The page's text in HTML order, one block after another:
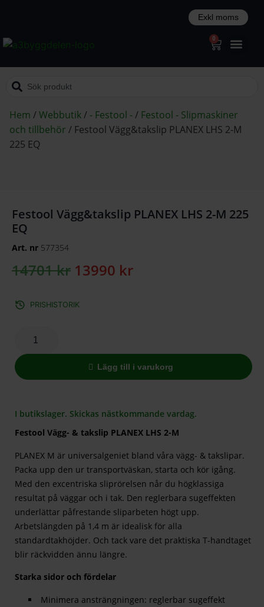
0
Hem /Webbutik/ - Festool -/ Festool - Slipmaskiner
och tillbehör / Festool Vägg&takslip PLANEX LHS 2-M
225 EQ
Festool Vägg&takslip PLANEX LHS 2-M 225
EQ
Art. nr 577354
14701kr 13990 kr
PRISHISTORIK
Lägg till i varukorg
I butikslager. Skickas nästkommande vardag.
Festool Vägg- & takslip PLANEX LHS 2-M
PLANEX M är universalgeniet bland våra vägg- & takslipar.
Packa upp den ur transportväskan, starta och kör igång.
Med den excentriska sliprörelsen når du högklassiga
resultat på väggar och i tak. Den reglerbara sugeffekten
underlättar påfrestande sliparbeten högt upp.
Arbetslängden på 1,4 m är idealisk för alla
standardtakhöjder. Och tack vare det praktiska T-handtaget
blir räckvidden ännu längre.
Starka sidor och fördelar
Minimera ansträngningen: reglerbar sugeffekt